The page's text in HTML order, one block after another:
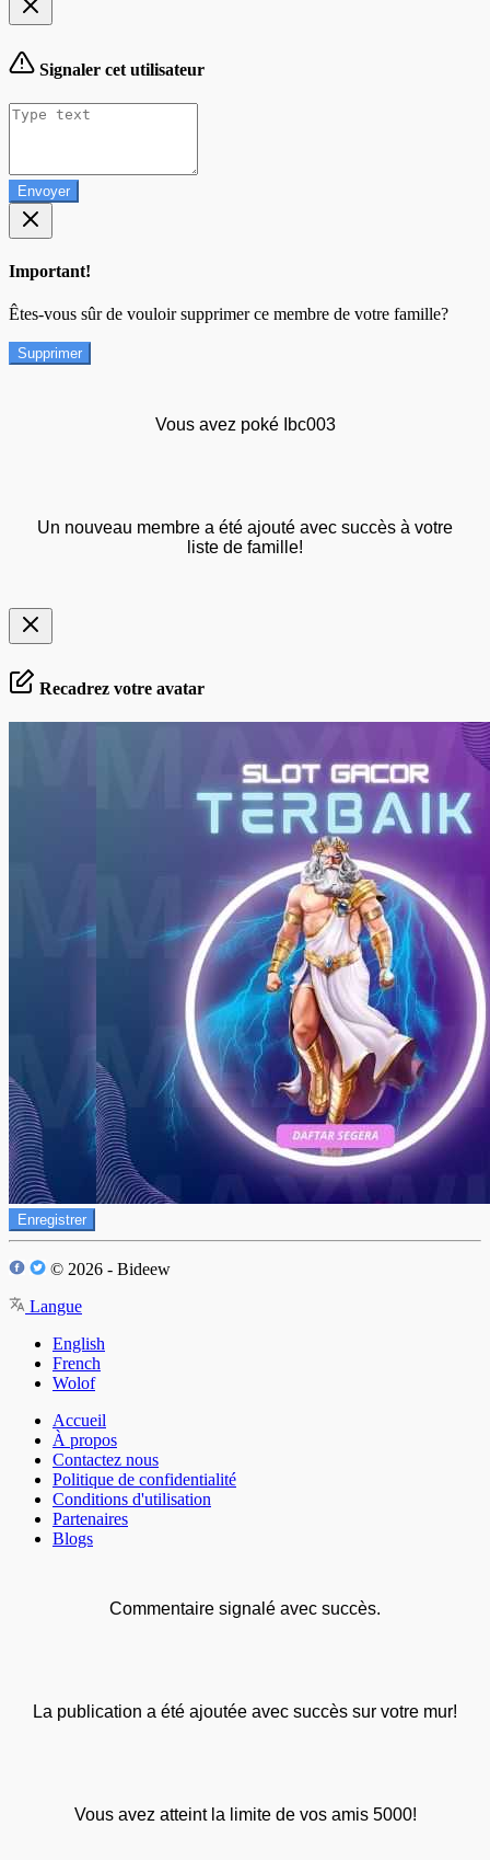
Signaler cet utilisateur
Envoyer
Important!
Êtes-vous sûr de vouloir supprimer ce membre de votre famille?
Supprimer
Vous avez poké Ibc003
Un nouveau membre a été ajouté avec succès à votre
liste de famille!
Recadrez votre avatar
Enregistrer
© 2026 - Bideew
Langue
English
French
Wolof
Accueil
À propos
Contactez nous
Politique de confidentialité
Conditions d'utilisation
Partenaires
Blogs
Commentaire signalé avec succès.
La publication a été ajoutée avec succès sur votre mur!
Vous avez atteint la limite de vos amis 5000!